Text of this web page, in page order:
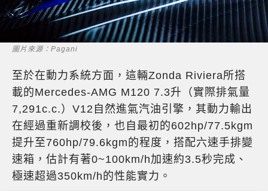
圖片來源：Pagani
至於在動力系統方面，這輛Zonda Riviera所搭
載的Mercedes-AMG M120 7.3升（實際排氣量
7,291c.c.）V12自然進氣汽油引擎，其動力輸出
在經過重新調校後，也自最初的602hp/77.5kgm
提升至760hp/79.6kgm的程度，搭配六速手排變
速箱，估計有著0~100km/h加速約3.5秒完成、
極速超過350km/h的性能實力。